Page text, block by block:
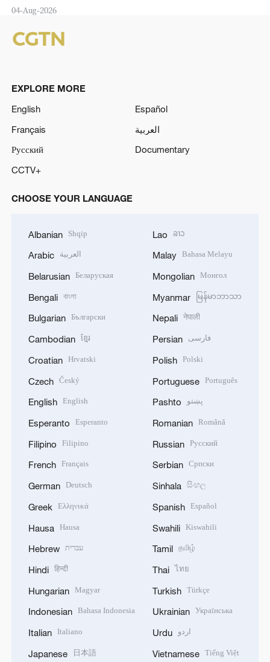
04-Aug-2026
EXPLORE MORE
English
Español
Français
العربية
Русский
Documentary
CCTV+
CHOOSE YOUR LANGUAGE
Albanian Shqip
Arabic العربية
Belarusian Беларуская
Bengali বাংলা
Bulgarian Български
Cambodian ខ្មែរ
Croatian Hrvatski
Czech Český
English English
Esperanto Esperanto
Filipino Filipino
French Français
German Deutsch
Greek Ελληνικά
Hausa Hausa
Hebrew עברית
Hindi हिन्दी
Hungarian Magyar
Indonesian Bahasa Indonesia
Italian Italiano
Japanese 日本語
Lao ລາວ
Malay Bahasa Melayu
Mongolian Монгол
Myanmar မြန်မာဘာသာ
Nepali नेपाली
Persian فارسی
Polish Polski
Portuguese Português
Pashto پښتو
Romanian Română
Russian Русский
Serbian Српски
Sinhala සිංහල
Spanish Español
Swahili Kiswahili
Tamil தமிழ்
Thai ไทย
Turkish Türkçe
Ukrainian Українська
Urdu اردو
Vietnamese Tiếng Việt